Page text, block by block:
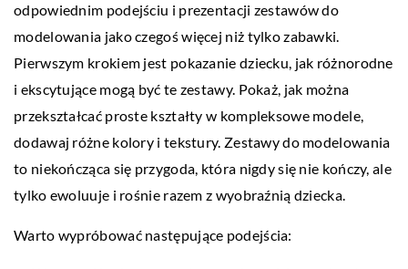
odpowiednim podejściu i prezentacji zestawów do
modelowania jako czegoś więcej niż tylko zabawki.
Pierwszym krokiem jest pokazanie dziecku, jak różnorodne
i ekscytujące mogą być te zestawy. Pokaż, jak można
przekształcać proste kształty w kompleksowe modele,
dodawaj różne kolory i tekstury. Zestawy do modelowania
to niekończąca się przygoda, która nigdy się nie kończy, ale
tylko ewoluuje i rośnie razem z wyobraźnią dziecka.
Warto wypróbować następujące podejścia: